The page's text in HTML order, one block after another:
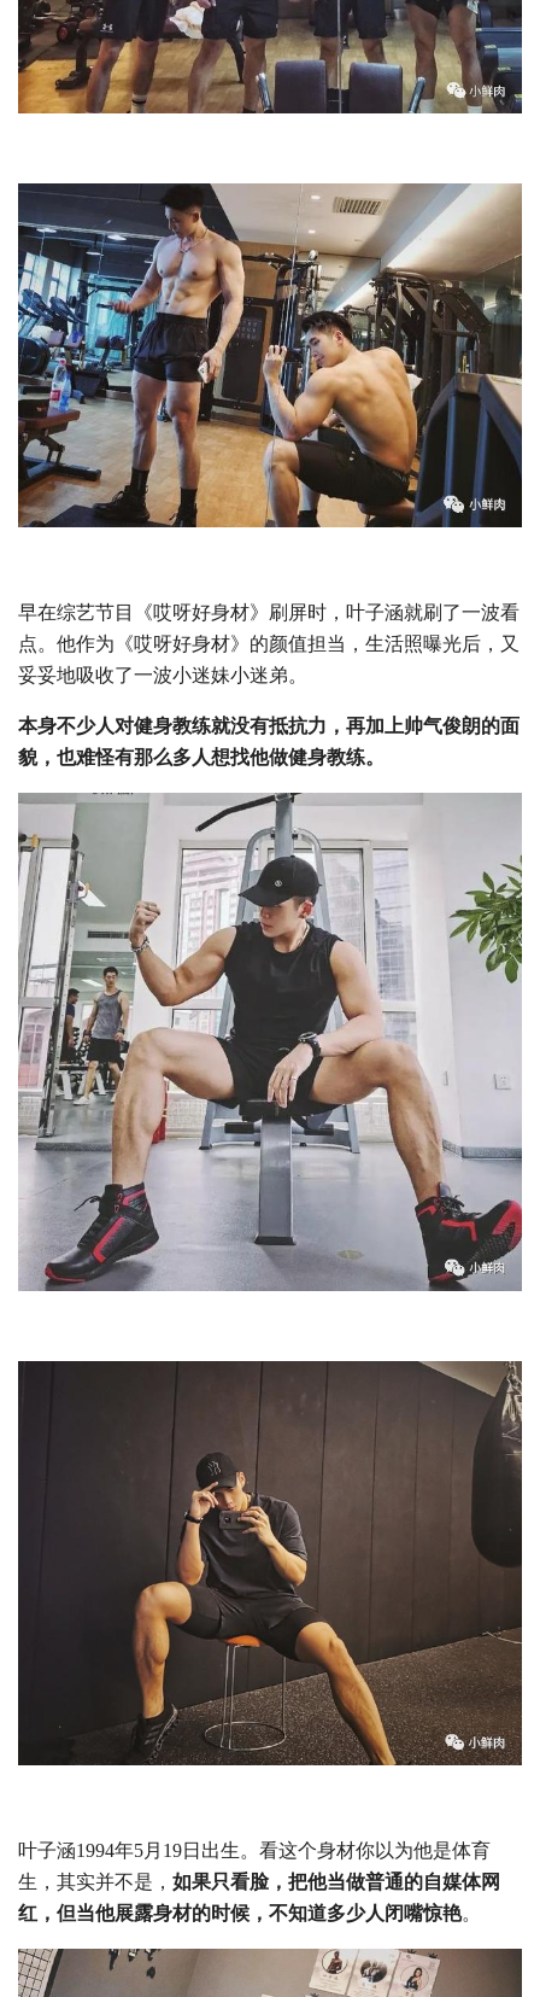
早在综艺节目《哎呀好身材》刷屏时，叶子涵就刷了一波看
点。他作为《哎呀好身材》的颜值担当，生活照曝光后，又
妥妥地吸收了一波小迷妹小迷弟。
本身不少人对健身教练就没有抵抗力，再加上帅气俊朗的面
貌，也难怪有那么多人想找他做健身教练。
叶子涵1994年5月19日出生。看这个身材你以为他是体育
生，其实并不是， 如果只看脸，把他当做普通的自媒体网
红，但当他展露身材的时候，不知道多少人闭嘴惊艳。